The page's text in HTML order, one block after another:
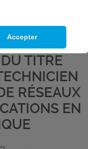
EN
BLOC DE
TITRE
RÉSEAUX
EN
Accepter